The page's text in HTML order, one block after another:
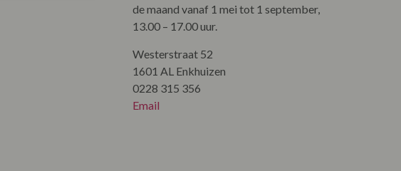
de maand vanaf 1 mei tot 1 september,
13.00 – 17.00 uur.
Westerstraat 52
1601 AL Enkhuizen
0228 315 356
Email